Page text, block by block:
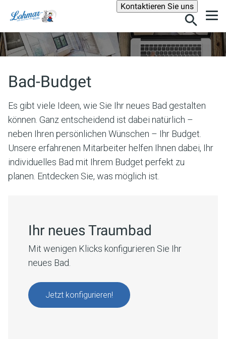
Kontaktieren Sie unsSuche
Bad-Budget
Es gibt viele Ideen, wie Sie Ihr neues Bad gestalten
können. Ganz entscheidend ist dabei natürlich –
neben Ihren persönlichen Wünschen – Ihr Budget.
Unsere erfahrenen Mitarbeiter helfen Ihnen dabei, Ihr
individuelles Bad mit Ihrem Budget perfekt zu
planen. Entdecken Sie, was möglich ist.
Ihr neues Traumbad
Mit wenigen Klicks konfigurieren Sie Ihr
neues Bad.
Jetzt konfigurieren!